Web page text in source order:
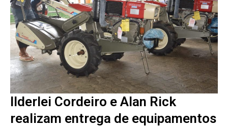
Ilderlei Cordeiro e Alan Rick
realizam entrega de equipamentos